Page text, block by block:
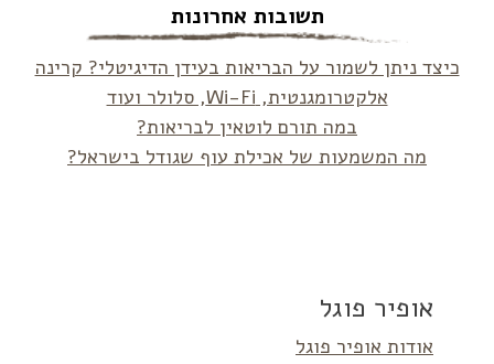
תשובות אחרונות
כיצד ניתן לשמור על הבריאות בעידן הדיגיטלי? קרינה
אלקטרומגנטית, Wi-Fi, סלולר ועוד
במה תורם לוטאין לבריאות?
מה המשמעות של אכילת עוף שגודל בישראל?
אופיר פוגל
אודות אופיר פוגל